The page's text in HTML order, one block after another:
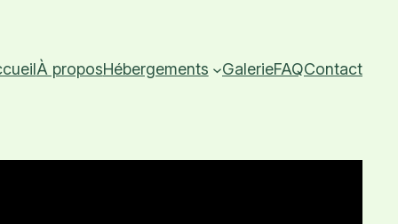
À proposHébergements GalerieFAQContact